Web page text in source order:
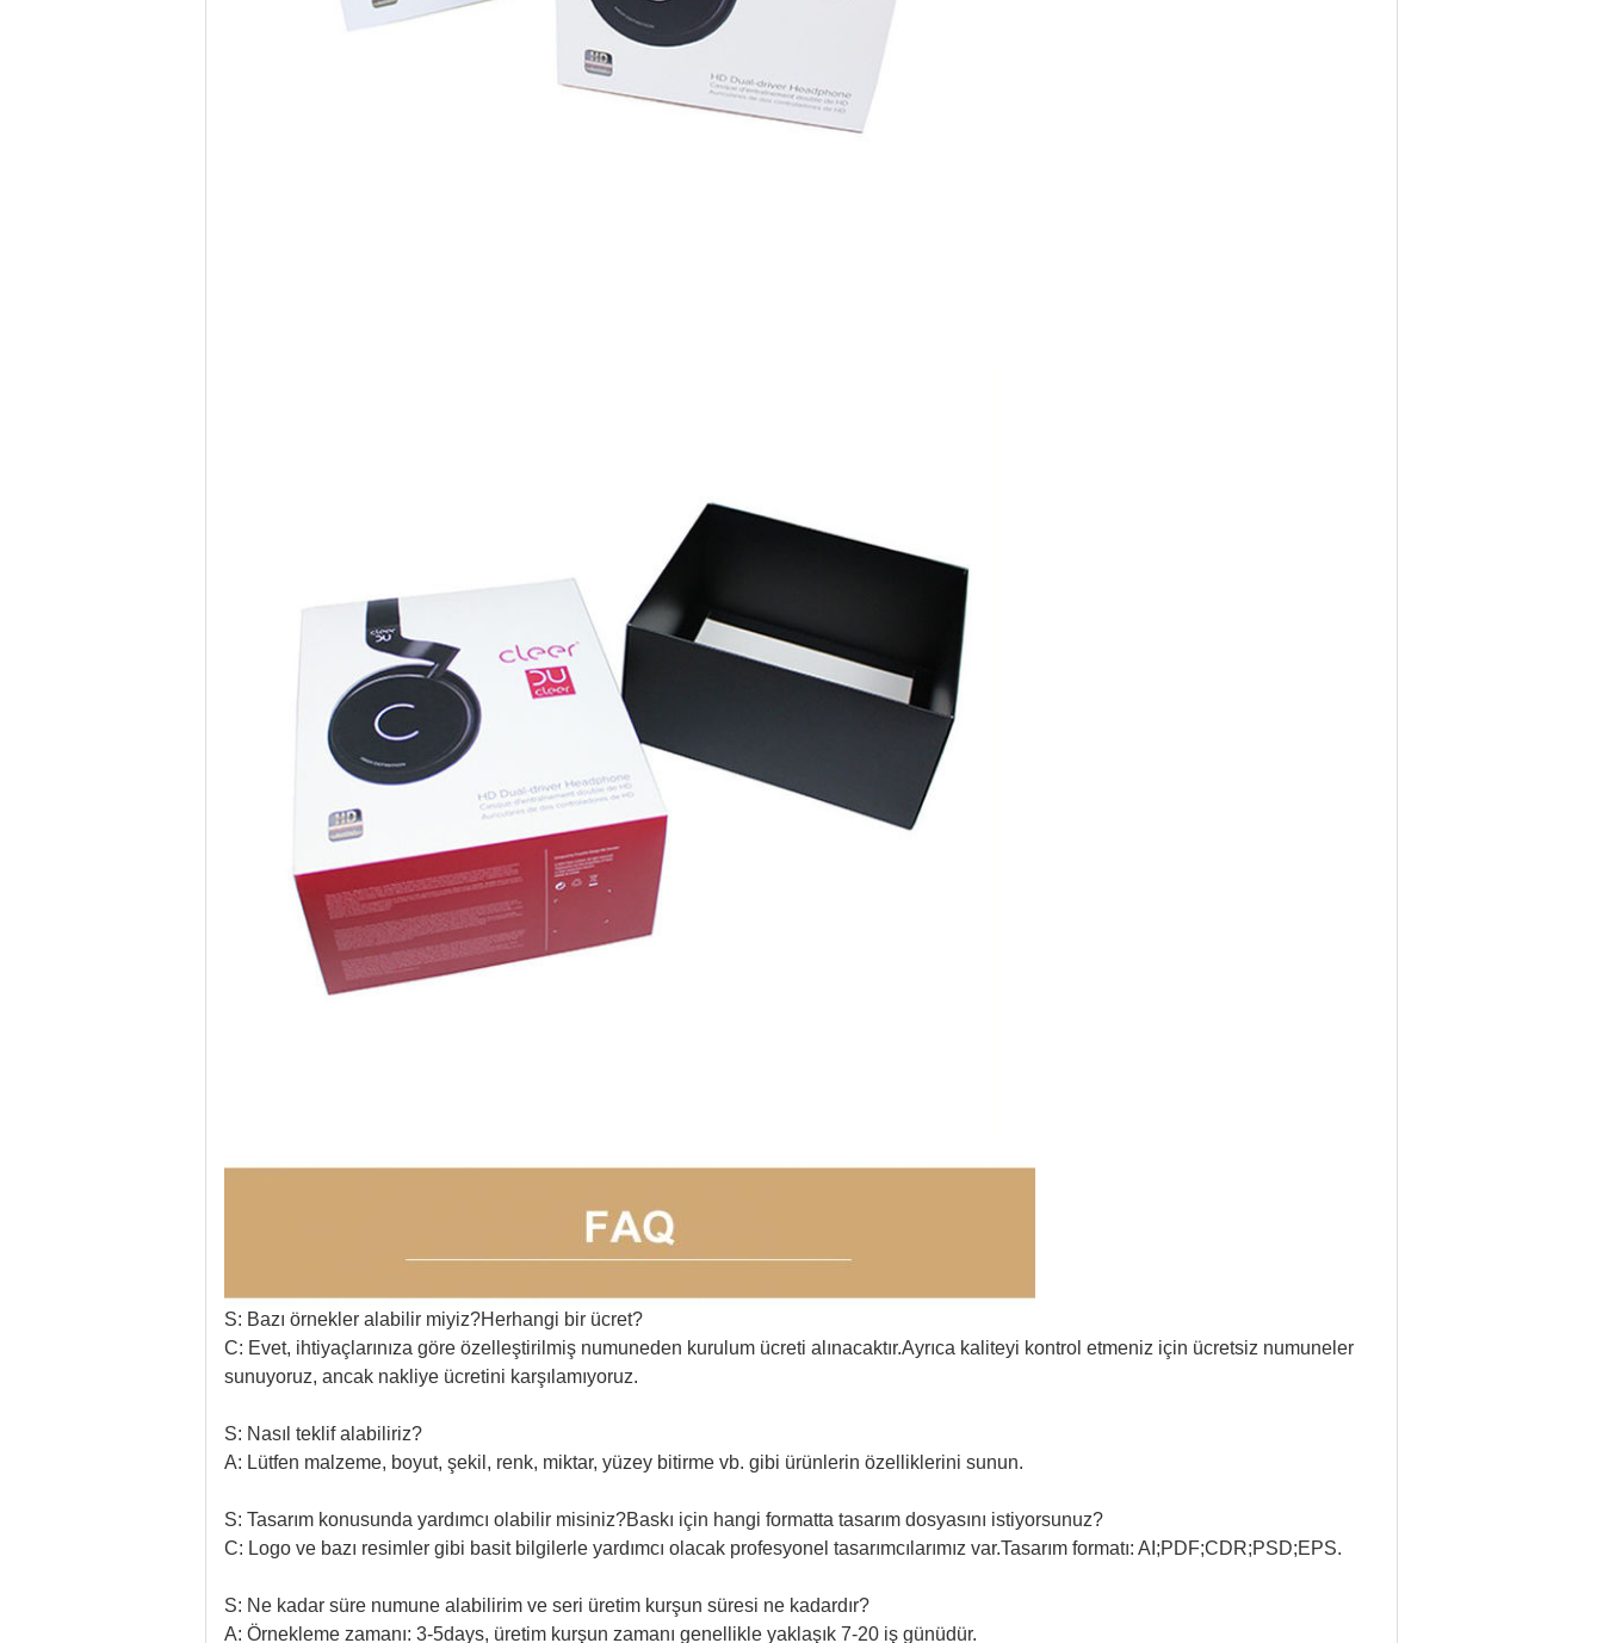
S: Bazı örnekler alabilir miyiz?Herhangi bir ücret?
C: Evet, ihtiyaçlarınıza göre özelleştirilmiş numuneden kurulum ücreti alınacaktır.Ayrıca kaliteyi kontrol etmeniz için ücretsiz numuneler
sunuyoruz, ancak nakliye ücretini karşılamıyoruz.
S: Nasıl teklif alabiliriz?
A: Lütfen malzeme, boyut, şekil, renk, miktar, yüzey bitirme vb. gibi ürünlerin özelliklerini sunun.
S: Tasarım konusunda yardımcı olabilir misiniz?Baskı için hangi formatta tasarım dosyasını istiyorsunuz?
C: Logo ve bazı resimler gibi basit bilgilerle yardımcı olacak profesyonel tasarımcılarımız var.Tasarım formatı: AI;PDF;CDR;PSD;EPS.
S: Ne kadar süre numune alabilirim ve seri üretim kurşun süresi ne kadardır?
A: Örnekleme zamanı: 3-5days, üretim kurşun zamanı genellikle yaklaşık 7-20 iş günüdür.